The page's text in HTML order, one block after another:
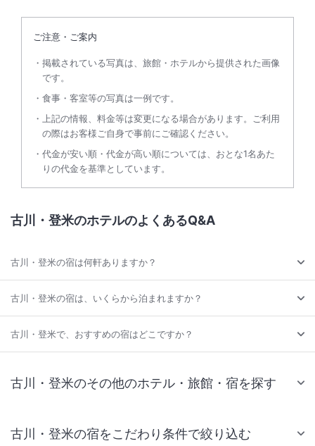
ご注意・ご案内
掲載されている写真は、旅館・ホテルから提供された画像
です。
食事・客室等の写真は一例です。
上記の情報、料金等は変更になる場合があります。ご利用
の際はお客様ご自身で事前にご確認ください。
代金が安い順・代金が高い順については、おとな1名あた
りの代金を基準としています。
古川・登米のホテルのよくあるQ&A
古川・登米の宿は何軒ありますか？
古川・登米の宿は、いくらから泊まれますか？
古川・登米で、おすすめの宿はどこですか？
古川・登米のその他のホテル・旅館・宿を探す
古川・登米の宿をこだわり条件で絞り込む